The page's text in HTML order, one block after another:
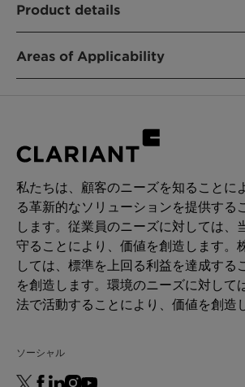
polyurethane resins
Solvent / Humectant /
wood, cellulose films, inks,
formulations, metal working
Binder for ceramics
and leather processing
Heat transfer medium
Product details
Areas of Applicability
adhesives, sealants, concrete
Rubber and elastomer
Ceramics
Fiber, textile and leather
Heat transfer medium
私たちは、顧客のニーズを知ることに
る革新的なソリューションを提供する
します。従業員のニーズに対しては、
守ることにより、価値を創造します。
しては、標準を上回る利益を達成する
を創造します。環境のニーズに対して
法で活動することにより、価値を創造
ソーシャル